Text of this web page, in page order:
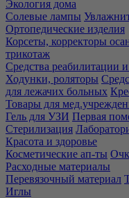
Экология дома
Солевые лампы
Ортопедические изделия
Корсеты, корректоры
трикотаж
Средства реабилитации
Ходунки, роляторы
для лежачих больных
Товары для
Гель для УЗИ Первая
Стерилизация
Красота и здоровье
Косметические ап-ты
Расходные материалы
Перевязочный материал
Иглы